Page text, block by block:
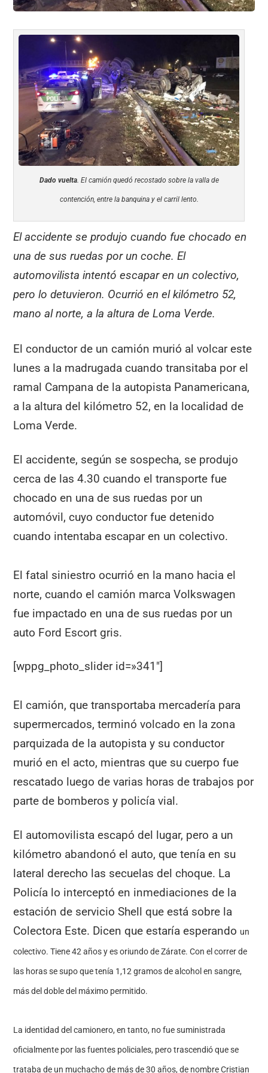
Dado vuelta. El camión quedó recostado sobre la valla de
contención, entre la banquina y el carril lento.
El accidente se produjo cuando fue chocado en
una de sus ruedas por un coche. El
automovilista intentó escapar en un colectivo,
pero lo detuvieron. Ocurrió en el kilómetro 52,
mano al norte, a la altura de Loma Verde.
El conductor de un camión murió al volcar este
lunes a la madrugada cuando transitaba por el
ramal Campana de la autopista Panamericana,
a la altura del kilómetro 52, en la localidad de
Loma Verde.
El accidente, según se sospecha, se produjo
cerca de las 4.30 cuando el transporte fue
chocado en una de sus ruedas por un
automóvil, cuyo conductor fue detenido
cuando intentaba escapar en un colectivo.
El fatal siniestro ocurrió en la mano hacia el
norte, cuando el camión marca Volkswagen
fue impactado en una de sus ruedas por un
auto Ford Escort gris.
[wppg_photo_slider id=»341″]
El camión, que transportaba mercadería para
supermercados, terminó volcado en la zona
parquizada de la autopista y su conductor
murió en el acto, mientras que su cuerpo fue
rescatado luego de varias horas de trabajos por
parte de bomberos y policía vial.
El automovilista escapó del lugar, pero a un
kilómetro abandonó el auto, que tenía en su
lateral derecho las secuelas del choque. La
Policía lo interceptó en inmediaciones de la
estación de servicio Shell que está sobre la
Colectora Este. Dicen que estaría esperando un
colectivo. Tiene 42 años y es oriundo de Zárate. Con el correr de
las horas se supo que tenía 1,12 gramos de alcohol en sangre,
más del doble del máximo permitido.
La identidad del camionero, en tanto, no fue suministrada
oficialmente por las fuentes policiales, pero trascendió que se
trataba de un muchacho de más de 30 años, de nombre Cristian